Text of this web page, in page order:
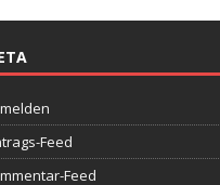
Feed
Feed